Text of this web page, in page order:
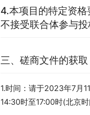
4.本项目的特定资格
不接受联合体参与投
三、磋商文件的获取
1.时间：请于2023年7月
14:30时至17:00时(北京时